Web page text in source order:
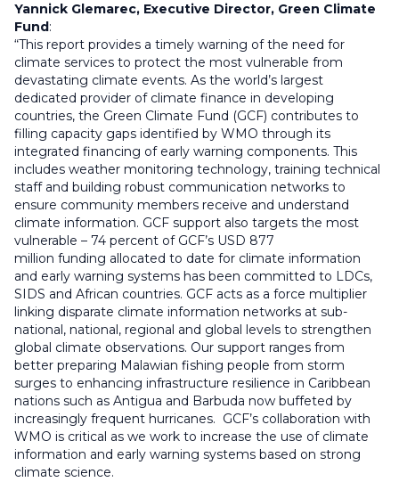
Yannick Glemarec, Executive Director, Green Climate
Fund:
“This report provides a timely warning of the need for
climate services to protect the most vulnerable from
devastating climate events. As the world’s largest
dedicated provider of climate finance in developing
countries, the Green Climate Fund (GCF) contributes to
filling capacity gaps identified by WMO through its
integrated financing of early warning components. This
includes weather monitoring technology, training technical
staff and building robust communication networks to
ensure community members receive and understand
climate information. GCF support also targets the most
vulnerable – 74 percent of GCF’s USD 877
million funding allocated to date for climate information
and early warning systems has been committed to LDCs,
SIDS and African countries. GCF acts as a force multiplier
linking disparate climate information networks at sub-
national, national, regional and global levels to strengthen
global climate observations. Our support ranges from
better preparing Malawian fishing people from storm
surges to enhancing infrastructure resilience in Caribbean
nations such as Antigua and Barbuda now buffeted by
increasingly frequent hurricanes. GCF’s collaboration with
WMO is critical as we work to increase the use of climate
information and early warning systems based on strong
climate science.